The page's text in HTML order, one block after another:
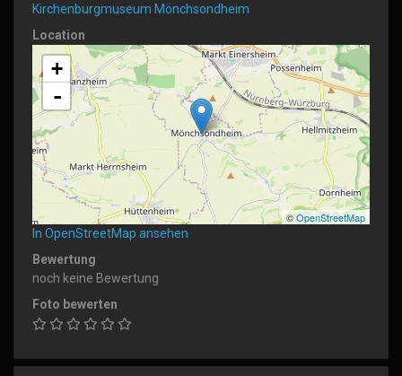
Kirchenburgmuseum Mönchsondheim
Location
+
-
©OpenStreetMap
In OpenStreetMap ansehen
Bewertung
noch keine Bewertung
Foto bewerten